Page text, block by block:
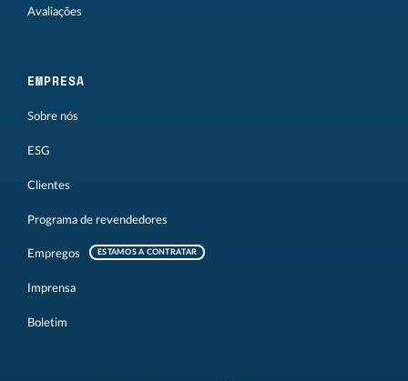
Avaliações
EMPRESA
Sobre nós
ESG
Clientes
Programa de revendedores
Empregos ESTAMOS A CONTRATAR
Imprensa
Boletim